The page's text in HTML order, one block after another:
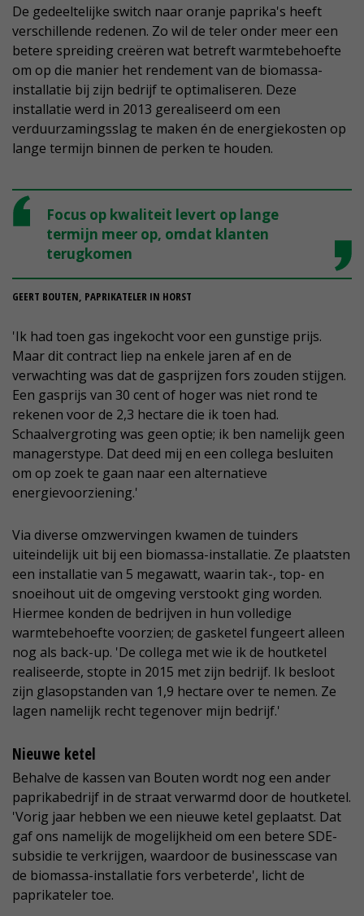
De gedeeltelijke switch naar oranje paprika's heeft
verschillende redenen. Zo wil de teler onder meer een
betere spreiding creëren wat betreft warmtebehoefte
om op die manier het rendement van de biomassa-
installatie bij zijn bedrijf te optimaliseren. Deze
installatie werd in 2013 gerealiseerd om een
verduurzamingsslag te maken én de energiekosten op
lange termijn binnen de perken te houden.
Focus op kwaliteit levert op lange
termijn meer op, omdat klanten
terugkomen
GEERT BOUTEN, PAPRIKATELER IN HORST
'Ik had toen gas ingekocht voor een gunstige prijs.
Maar dit contract liep na enkele jaren af en de
verwachting was dat de gasprijzen fors zouden stijgen.
Een gasprijs van 30 cent of hoger was niet rond te
rekenen voor de 2,3 hectare die ik toen had.
Schaalvergroting was geen optie; ik ben namelijk geen
managerstype. Dat deed mij en een collega besluiten
om op zoek te gaan naar een alternatieve
energievoorziening.'
Via diverse omzwervingen kwamen de tuinders
uiteindelijk uit bij een biomassa-installatie. Ze plaatsten
een installatie van 5 megawatt, waarin tak-, top- en
snoeihout uit de omgeving verstookt ging worden.
Hiermee konden de bedrijven in hun volledige
warmtebehoefte voorzien; de gasketel fungeert alleen
nog als back-up. 'De collega met wie ik de houtketel
realiseerde, stopte in 2015 met zijn bedrijf. Ik besloot
zijn glasopstanden van 1,9 hectare over te nemen. Ze
lagen namelijk recht tegenover mijn bedrijf.'
Nieuwe ketel
Behalve de kassen van Bouten wordt nog een ander
paprikabedrijf in de straat verwarmd door de houtketel.
'Vorig jaar hebben we een nieuwe ketel geplaatst. Dat
gaf ons namelijk de mogelijkheid om een betere SDE-
subsidie te verkrijgen, waardoor de businesscase van
de biomassa-installatie fors verbeterde', licht de
paprikateler toe.